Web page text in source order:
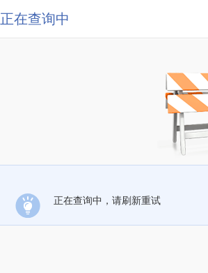
正在查询中
正在查询中，请刷新重试